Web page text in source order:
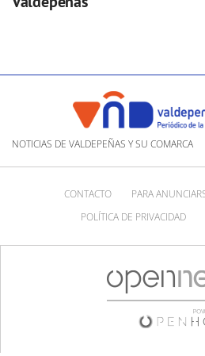
NOTICIAS DE VALDEPEÑAS Y SU COMARCA
CONTACTO PARA
POLÍTICA DE PRIVACIDAD